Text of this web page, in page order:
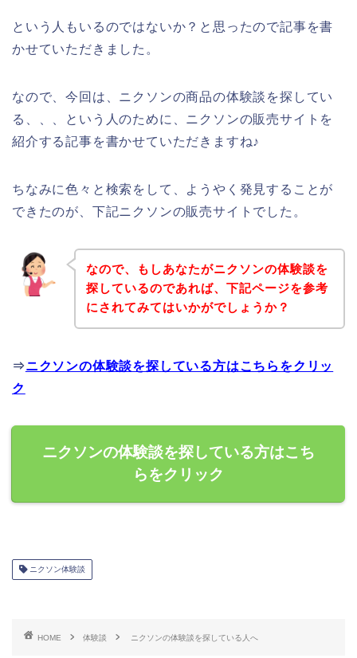
という人もいるのではないか？と思ったので記事を書
かせていただきました。
なので、今回は、ニクソンの商品の体験談を探してい
る、、、という人のために、ニクソンの販売サイトを
紹介する記事を書かせていただきますね♪
ちなみに色々と検索をして、ようやく発見することが
できたのが、下記ニクソンの販売サイトでした。
なので、もしあなたがニクソンの体験談を
探しているのであれば、下記ページを参考
にされてみてはいかがでしょうか？
⇒ニクソンの体験談を探している方はこちらをクリッ
ク
ニクソンの体験談を探している方はこち
らをクリック
ニクソン体験談
HOME 体験談 ニクソンの体験談を探している人へ